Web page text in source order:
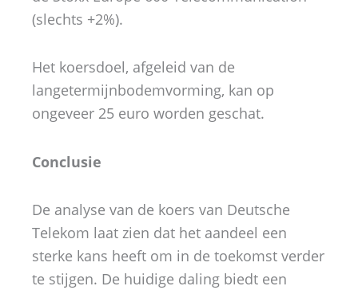
(slechts +2%).
Het koersdoel, afgeleid van de
langetermijnbodemvorming, kan op
ongeveer 25 euro worden geschat.
Conclusie
De analyse van de koers van Deutsche
Telekom laat zien dat het aandeel een
sterke kans heeft om in de toekomst verder
te stijgen. De huidige daling biedt een